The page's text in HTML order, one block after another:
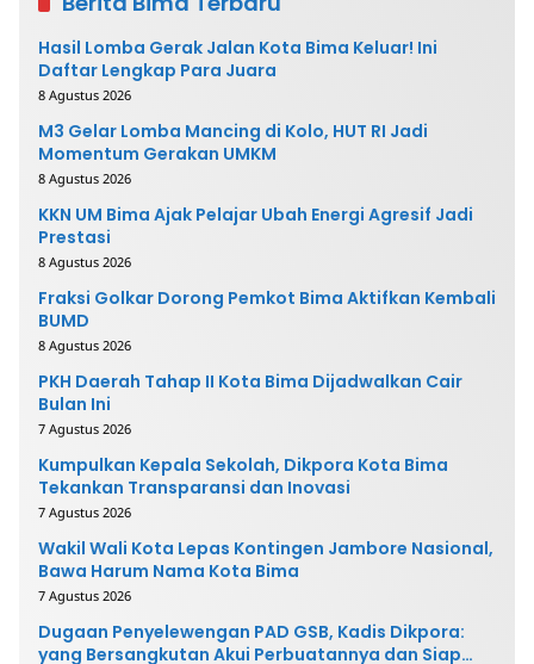
Hasil Lomba Gerak Jalan Kota Bima Keluar! Ini
Daftar Lengkap Para Juara
8 Agustus 2026
M3 Gelar Lomba Mancing di Kolo, HUT RI Jadi
Momentum Gerakan UMKM
8 Agustus 2026
KKN UM Bima Ajak Pelajar Ubah Energi Agresif Jadi
Prestasi
8 Agustus 2026
Fraksi Golkar Dorong Pemkot Bima Aktifkan Kembali
BUMD
8 Agustus 2026
PKH Daerah Tahap II Kota Bima Dijadwalkan Cair
Bulan Ini
7 Agustus 2026
Kumpulkan Kepala Sekolah, Dikpora Kota Bima
Tekankan Transparansi dan Inovasi
7 Agustus 2026
Wakil Wali Kota Lepas Kontingen Jambore Nasional,
Bawa Harum Nama Kota Bima
7 Agustus 2026
Dugaan Penyelewengan PAD GSB, Kadis Dikpora:
yang Bersangkutan Akui Perbuatannya dan Siap